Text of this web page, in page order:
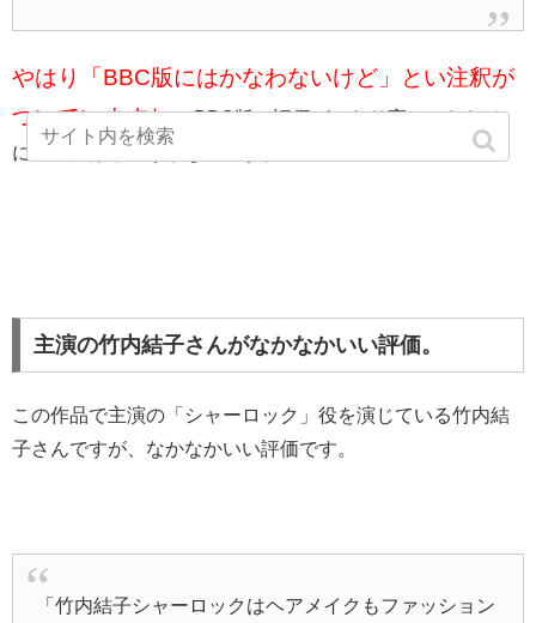
やはり「BBC版にはかなわないけど」とい注釈が
ついていますね。BBC版の評価がかなり高かっただけ
に、これはしょうがないですね。
主演の竹内結子さんがなかなかいい評価。
この作品で主演の「シャーロック」役を演じている竹内結
子さんですが、なかなかいい評価です。
「竹内結子シャーロックはヘアメイクもファッション